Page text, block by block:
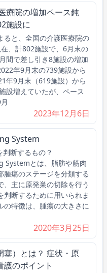
療院の増加ペース鈍
施設に
ると、全国の介護医療院の
、計802施設で、6月末の
間で差し引き8施設の増加
年9月末の739施設から
年9月末（619施設）から
設増えていたが、ペース
2023年12月6日
System
判断するもの？
Systemとは、脂肪や筋肉
腫瘍のステージを分類する
、主に原発巣の切除を行う
判断するために用いられま
の特徴は、腫瘍の大きさに
2020年3月25日
塞）とは？ 症状・原
護のポイント